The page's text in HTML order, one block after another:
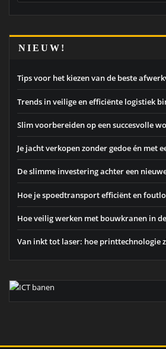
NIEUW!
Tips voor het kiezen van de beste
Trends in veilige en efficiënte logistiek
Slim voorbereiden op een succesvolle
Je jacht verkopen zonder gedoe én met
De slimme investering achter een
Hoe je spoedtransport efficiënt en
Hoe veilig werken met bouwkranen in
Van inkt tot laser: hoe printtechnologie